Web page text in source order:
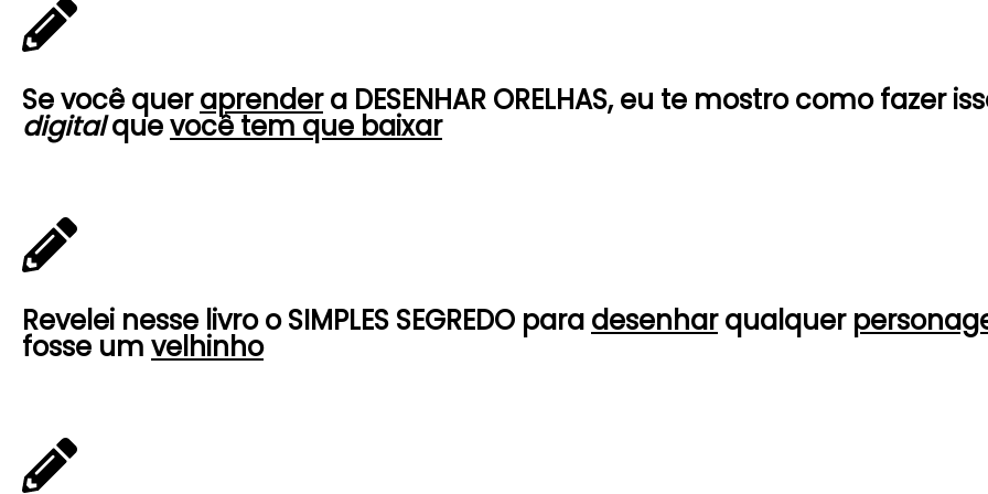
Se você queraprendera DESENHAR ORELHAS, eu te mostro como fazer
digitalquevocê tem que baixar
Revelei nesse livro o SIMPLES SEGREDO para desenharqualquer
fosse um velhinho